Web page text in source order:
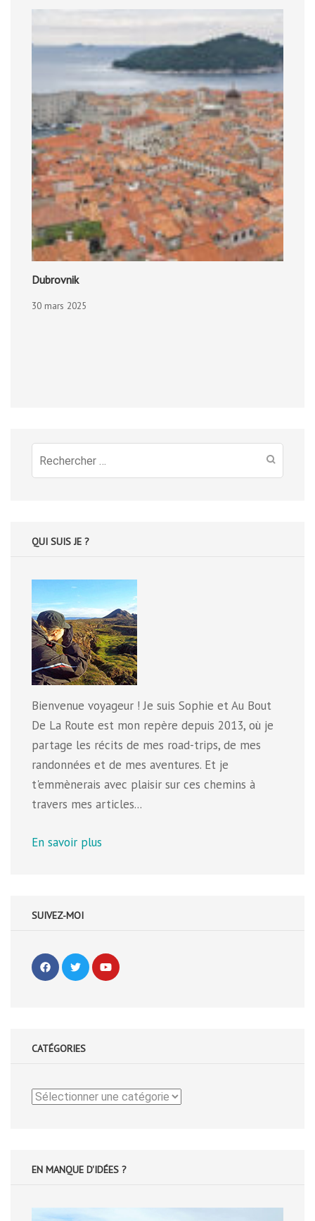
Dubrovnik
30 mars 2025
Recherche
pour
QUI SUIS JE ?
Bienvenue voyageur ! Je suis Sophie et Au Bout
De La Route est mon repère depuis 2013, où je
partage les récits de mes road-trips, de mes
randonnées et de mes aventures. Et je
t'emmènerais avec plaisir sur ces chemins à
travers mes articles...
En savoir plus
SUIVEZ-MOI
CATÉGORIES
Catégories
EN MANQUE D'IDÉES ?